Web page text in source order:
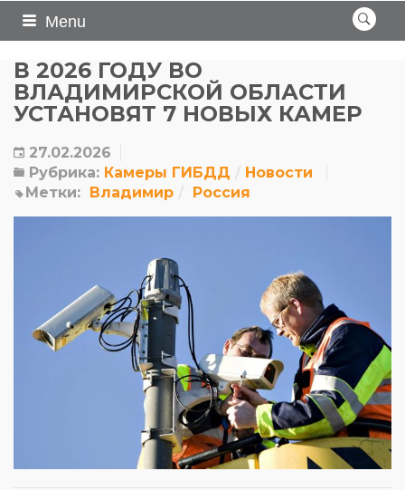
Menu
В 2026 ГОДУ ВО
ВЛАДИМИРСКОЙ ОБЛАСТИ
УСТАНОВЯТ 7 НОВЫХ КАМЕР
27.02.2026
Рубрика: Камеры ГИБДД
Новости
Метки: Владимир Россия